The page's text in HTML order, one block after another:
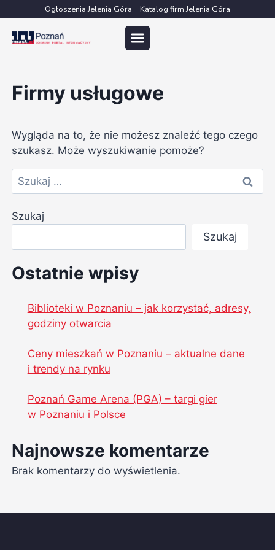
do
treści
Ogłoszenia Jelenia Góra Katalog firm Jelenia Góra
Firmy usługowe
Wygląda na to, że nie możesz znaleźć tego czego
szukasz. Może wyszukiwanie pomoże?
Szukaj:
Szukaj
Szukaj
Ostatnie wpisy
Biblioteki w Poznaniu – jak korzystać, adresy,
godziny otwarcia
Ceny mieszkań w Poznaniu – aktualne dane
i trendy na rynku
Poznań Game Arena (PGA) – targi gier
w Poznaniu i Polsce
Najnowsze komentarze
Brak komentarzy do wyświetlenia.